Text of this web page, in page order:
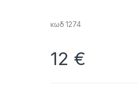
κωδ 1274
12 €